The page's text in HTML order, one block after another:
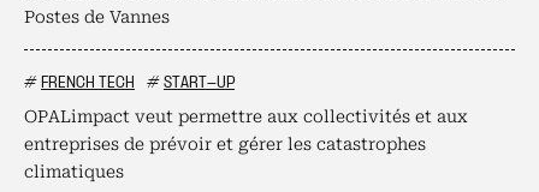
Postes de Vannes
# FRENCH TECH # START-UP
OPALimpact veut permettre aux collectivités et aux
entreprises de prévoir et gérer les catastrophes
climatiques